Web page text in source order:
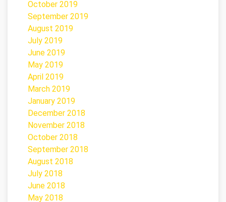
October 2019
September 2019
August 2019
July 2019
June 2019
May 2019
April 2019
March 2019
January 2019
December 2018
November 2018
October 2018
September 2018
August 2018
July 2018
June 2018
May 2018